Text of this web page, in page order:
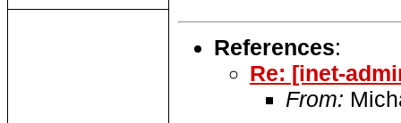
References:
Re: [inet-
From: